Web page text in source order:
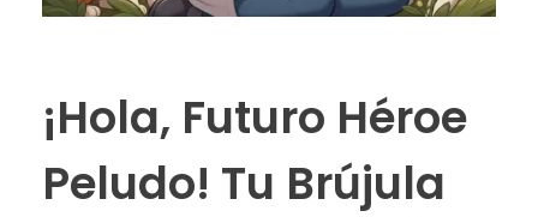
¡Hola, Futuro Héroe
Peludo! Tu Brújula